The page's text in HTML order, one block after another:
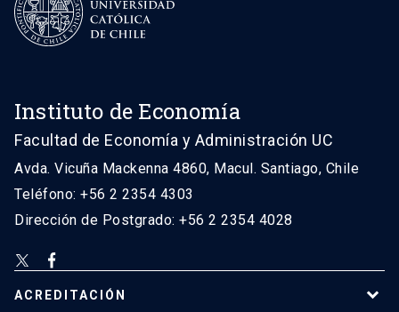
Instituto de Economía
Facultad de Economía y Administración UC
Avda. Vicuña Mackenna 4860, Macul. Santiago, Chile
Teléfono: +56 2 2354 4303
Dirección de Postgrado: +56 2 2354 4028
ACREDITACIÓN